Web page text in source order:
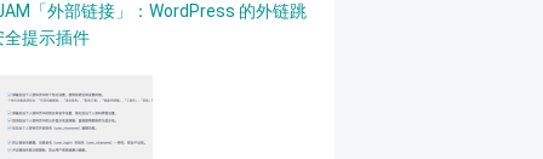
「外部链接」：WordPress 的外链跳
全提示插件